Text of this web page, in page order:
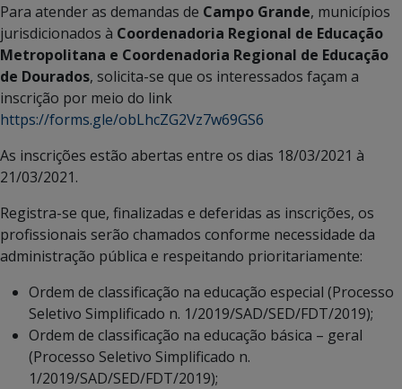
Para atender as demandas de Campo Grande, municípios
jurisdicionados à Coordenadoria Regional de Educação
Metropolitana e Coordenadoria Regional de Educação
de Dourados, solicita-se que os interessados façam a
inscrição por meio do link
https://forms.gle/obLhcZG2Vz7w69GS6
As inscrições estão abertas entre os dias 18/03/2021 à
21/03/2021.
Registra-se que, finalizadas e deferidas as inscrições, os
profissionais serão chamados conforme necessidade da
administração pública e respeitando prioritariamente:
Ordem de classificação na educação especial (Processo
Seletivo Simplificado n. 1/2019/SAD/SED/FDT/2019);
Ordem de classificação na educação básica – geral
(Processo Seletivo Simplificado n.
1/2019/SAD/SED/FDT/2019);